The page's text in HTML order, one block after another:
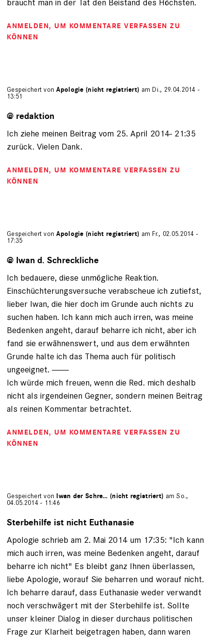
braucht man in der Tat den Beistand des Höchsten.
ANMELDEN, UM KOMMENTARE VERFASSEN ZU
KÖNNEN
Gespeichert vonApologie (nicht registriert) am Di., 29.04.2014 -
13:51
@ redaktion
Ich ziehe meinen Beitrag vom 25. April 2014- 21:35
zurück. Vielen Dank.
ANMELDEN, UM KOMMENTARE VERFASSEN ZU
KÖNNEN
Gespeichert vonApologie (nicht registriert) am Fr., 02.05.2014 -
17:35
@ Iwan d. Schreckliche
Ich bedauere, diese unmögliche Reaktion.
Einschüchterungsversuche verabscheue ich zutiefst,
lieber Iwan, die hier doch im Grunde auch nichts zu
suchen haben. Ich kann mich auch irren, was meine
Bedenken angeht, darauf beharre ich nicht, aber ich
fand sie erwähnenswert, und aus dem erwähnten
Grunde halte ich das Thema auch für politisch
ungeeignet. -------
Ich würde mich freuen, wenn die Red. mich deshalb
nicht als irgendeinen Gegner, sondern meinen Beitrag
als reinen Kommentar betrachtet.
ANMELDEN, UM KOMMENTARE VERFASSEN ZU
KÖNNEN
Gespeichert von Iwan der Schre… (nicht registriert) am So.,
04.05.2014 - 11:46
Sterbehilfe ist nicht Euthanasie
Apologie schrieb am 2. Mai 2014 um 17:35: "Ich kann
mich auch irren, was meine Bedenken angeht, darauf
beharre ich nicht" Es bleibt ganz Ihnen überlassen,
liebe Apologie, worauf Sie beharren und worauf nicht.
Ich beharre darauf, dass Euthanasie weder verwandt
noch verschwägert mit der Sterbehilfe ist. Sollte
unser kleiner Dialog in dieser durchaus politischen
Frage zur Klarheit beigetragen haben, dann waren